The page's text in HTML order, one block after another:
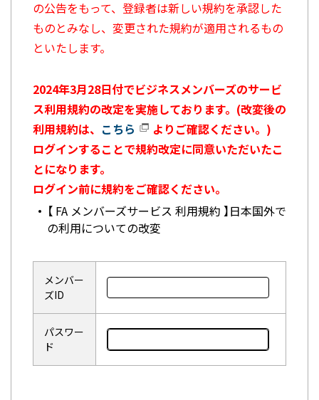
の公告をもって、登録者は新しい規約を承認した
ものとみなし、変更された規約が適用されるもの
といたします。
2024年3月28日付でビジネスメンバーズのサービ
ス利用規約の改定を実施しております。(改変後の
利用規約は、 こちら
よりご確認ください。)
ログインすることで規約改定に同意いただいたこ
とになります。
ログイン前に規約をご確認ください。
【 FA メンバーズサービス 利用規約 】日本国外で
の利用についての改変
メンバー
ズID
パスワー
ド